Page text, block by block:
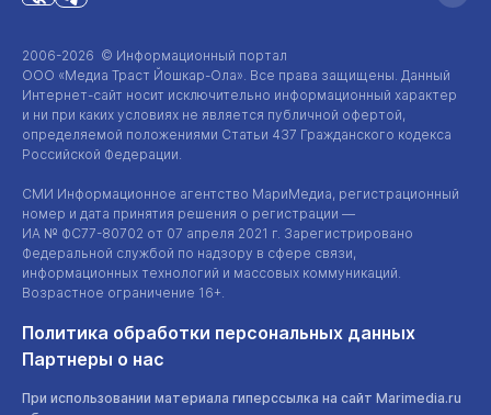
2006-2026 © Информационный портал
ООО «Медиа Траст Йошкар-Ола». Все права защищены. Данный
Интернет-сайт носит исключительно информационный характер
и ни при каких условиях не является публичной офертой,
определяемой положениями Статьи 437 Гражданского кодекса
Российской Федерации.
СМИ Информационное агентство МариМедиа, регистрационный
номер и дата принятия решения о регистрации —
ИА № ФС77-80702 от 07 апреля 2021 г. Зарегистрировано
Федеральной службой по надзору в сфере связи,
информационных технологий и массовых коммуникаций.
Возрастное ограничение 16+.
Политика обработки персональных данных
Партнеры о нас
При использовании материала гиперссылка на сайт Marimedia.ru